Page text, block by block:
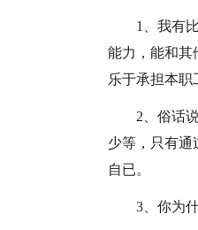
1、我有
能力，能和其
乐于承担本职
2、俗话
少等，只有通
自已。
3、你为